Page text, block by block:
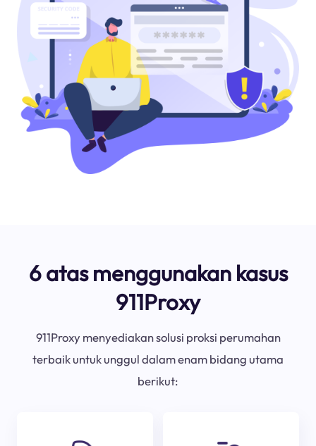
6 atas menggunakan kasus
911Proxy
911Proxy menyediakan solusi proksi perumahan
terbaik untuk unggul dalam enam bidang utama
berikut: